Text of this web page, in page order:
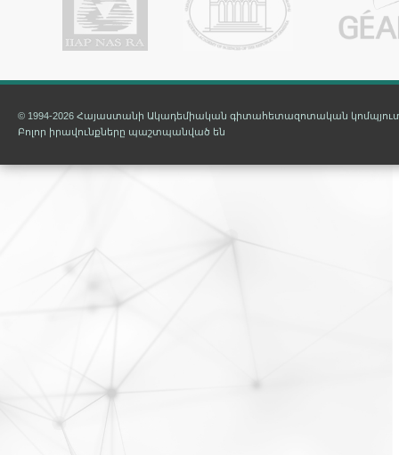
© 1994-2026 Հայաստանի Ակադեմիական գիտահետազոտական
Բոլոր իրավունքները պաշտպանված են